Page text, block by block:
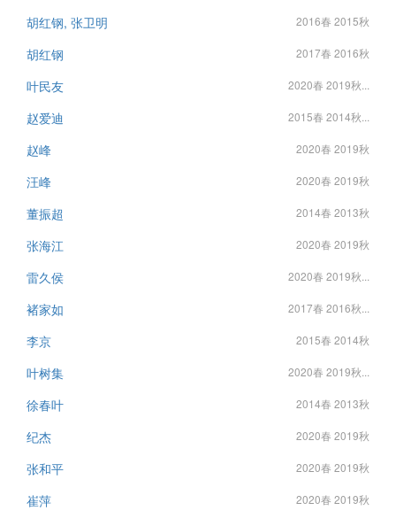
胡红钢, 张卫明 2016春 2015秋
胡红钢 2017春 2016秋
叶民友 2020春 2019秋...
赵爱迪 2015春 2014秋...
赵峰 2020春 2019秋
汪峰 2020春 2019秋
董振超 2014春 2013秋
张海江 2020春 2019秋
雷久侯 2020春 2019秋...
褚家如 2017春 2016秋...
李京 2015春 2014秋
叶树集 2020春 2019秋...
徐春叶 2014春 2013秋
纪杰 2020春 2019秋
张和平 2020春 2019秋
崔萍 2020春 2019秋